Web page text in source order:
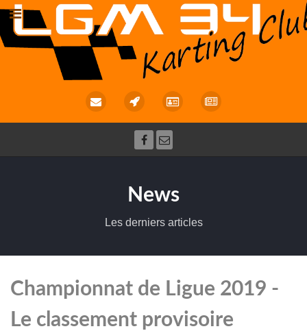
News
Les derniers articles
Championnat de Ligue 2019 -
Le classement provisoire